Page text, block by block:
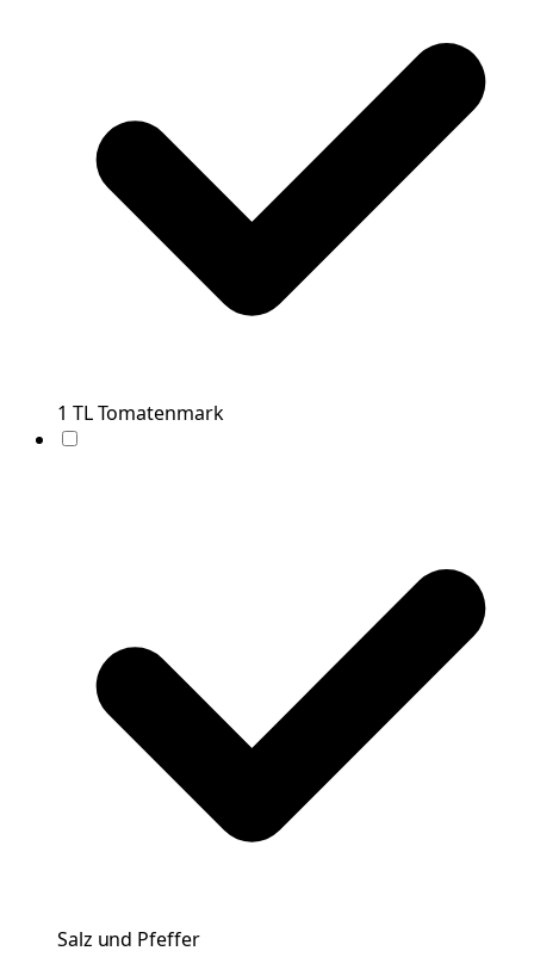
1 TLTomatenmark
Salz und Pfeffer